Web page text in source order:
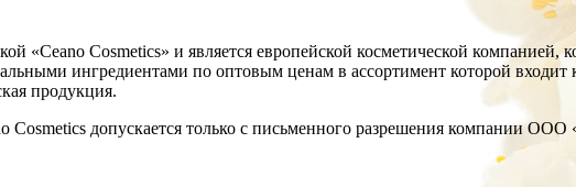
«Ceano Cosmetics» и является европейской косметической
ингредиентами по оптовым ценам в ассортимент которой
продукция.
Cosmetics допускается только с письменного разрешения компании